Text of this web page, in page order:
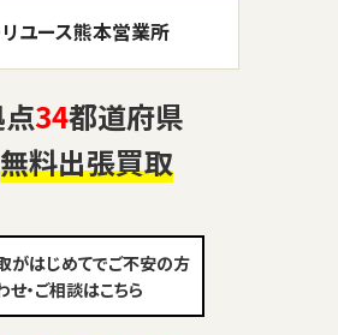
リユース熊本営業所
34都道府県
無料出張買取
がはじめてでご不安の方
・ご相談はこちら